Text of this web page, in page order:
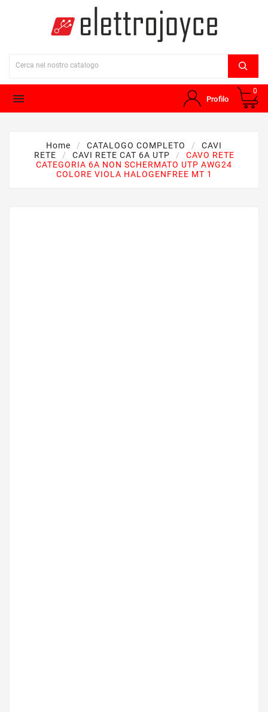
 Profilo
0
Home CATALOGO COMPLETO
CAVI
RETE
CAVI RETE CAT 6A UTP
CAVO RETE
CATEGORIA 6A NON SCHERMATO UTP AWG24
COLORE VIOLA HALOGENFREE MT 1